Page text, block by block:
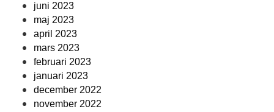
juni 2023
maj 2023
april 2023
mars 2023
februari 2023
januari 2023
december 2022
november 2022